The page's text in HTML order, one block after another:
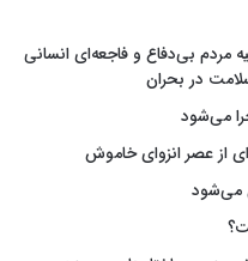
مردم بی‌دفاع و فاجعه‌ای انسانی
در بحران
می‌شود
از عصر انزوای خاموش
می‌شود